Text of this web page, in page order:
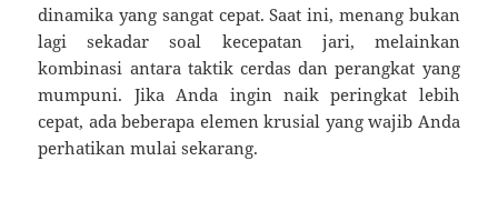
dinamika yang sangat cepat. Saat ini, menang bukan
lagi sekadar soal kecepatan jari, melainkan
kombinasi antara taktik cerdas dan perangkat yang
mumpuni. Jika Anda ingin naik peringkat lebih
cepat, ada beberapa elemen krusial yang wajib Anda
perhatikan mulai sekarang.